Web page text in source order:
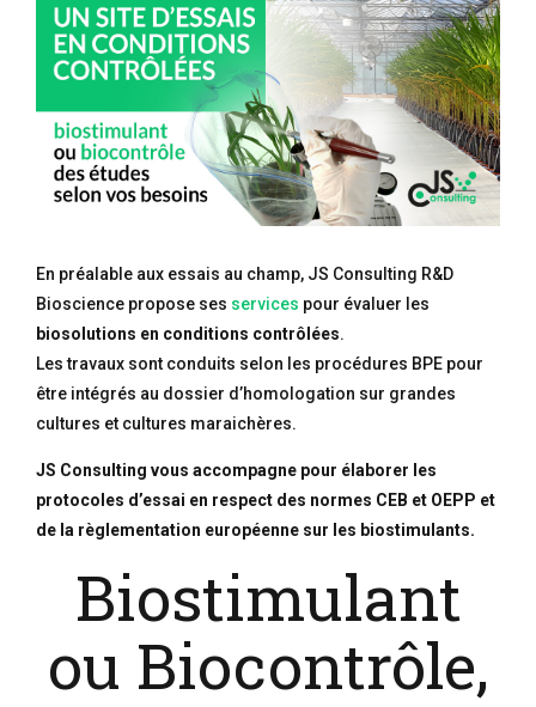
En préalable aux essais au champ, JS Consulting R&D
Bioscience propose ses services pour évaluer les
biosolutions en conditions contrôlées.
Les travaux sont conduits selon les procédures BPE pour
être intégrés au dossier d’homologation sur grandes
cultures et cultures maraichères.
JS Consulting vous accompagne pour élaborer les
protocoles d’essai en respect des normes CEB et OEPP et
de la règlementation européenne sur les biostimulants.
Biostimulant
ou Biocontrôle,